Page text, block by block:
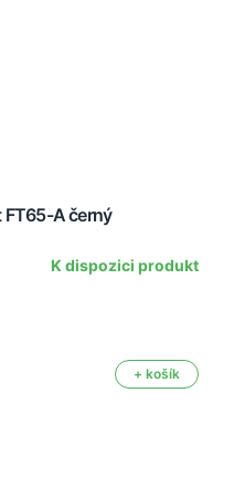
FT65-A černý
K dispozici produkt
+ košík